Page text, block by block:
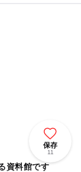
保存
11
資料館です